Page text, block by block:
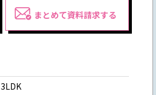
まとめて資料請求する
3LDK